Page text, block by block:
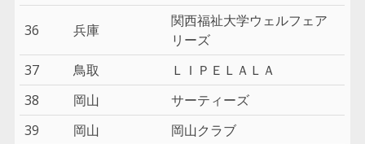
36 兵庫
関西福祉大学ウェルフェア
リーズ
37
鳥取
ＬＩＰＥＬＡＬＡ
38
岡山
サーティーズ
39
岡山
岡山クラブ